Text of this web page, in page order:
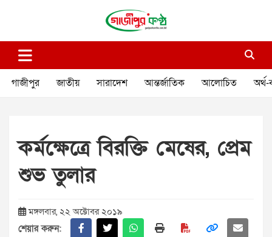
গাজীপুর কণ্ঠ
গাজীপুর জাতীয় সারাদেশ আন্তর্জাতিক আলোচিত অর্থ-
কর্মক্ষেত্রে বিরক্তি মেষের, প্রেম
শুভ তুলার
মঙ্গলবার, ২২ অক্টোবর ২০১৯
শেয়ার করুন: